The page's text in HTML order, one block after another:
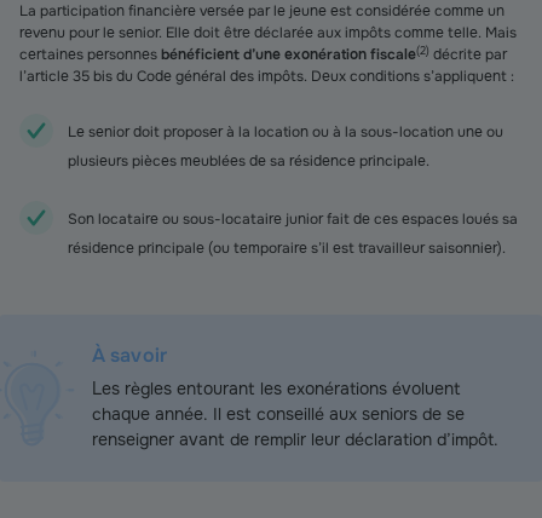
La participation financière versée par le jeune est considérée comme un
revenu pour le senior. Elle doit être déclarée aux impôts comme telle. Mais
certaines personnesbénéficient d’une exonération fiscale(2) décrite par
l’article 35 bis du Code général des impôts. Deux conditions s’appliquent :
Le senior doit proposer à la location ou à la sous-location une ou
plusieurs pièces meublées de sa résidence principale.
Son locataire ou sous-locataire junior fait de ces espaces loués sa
résidence principale (ou temporaire s’il est travailleur saisonnier).
À savoir
Les règles entourant les exonérations évoluent
chaque année. Il est conseillé aux seniors de se
renseigner avant de remplir leur déclaration d’impôt.